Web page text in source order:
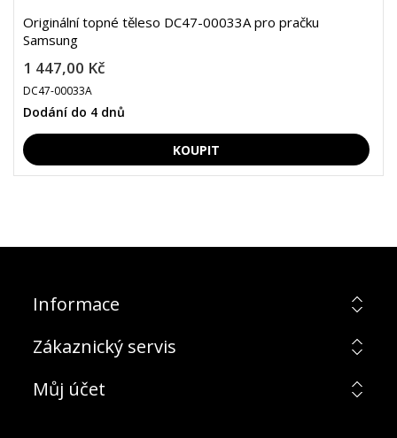
Originální topné těleso DC47-00033A pro pračku
Samsung
1 447,00 Kč
DC47-00033A
Dodání do 4 dnů
Informace
Zákaznický servis
Můj účet